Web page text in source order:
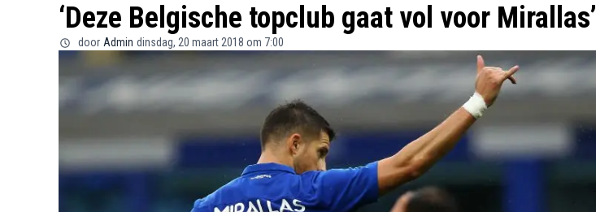
‘Deze Belgische topclub gaat vol voor Mirallas’
door Admin dinsdag, 20 maart 2018 om 7:00